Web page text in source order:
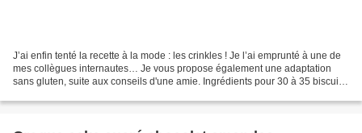
J’ai enfin tenté la recette à la mode : les crinkles ! Je l’ai emprunté à une de
mes collègues internautes… Je vous propose également une adaptation
sans gluten, suite aux conseils d'une amie. Ingrédients pour 30 à 35 biscuits